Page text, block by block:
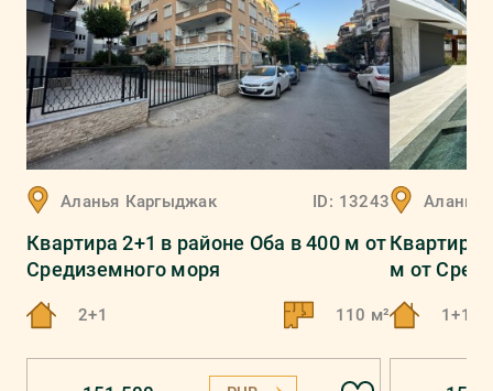
Аланья Каргыджак ID: 13243
Квартира 2+1 в районе Оба в 400 м от
Средиземного моря
2+1 110 м²
Аланья
Квартира
м от
1+1